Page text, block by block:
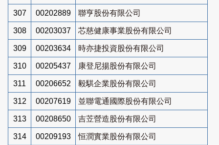
307 00202889 聯亨股份有限公司
308 00203037 芯慈健康事業股份有限公司
309 00203634 時亦捷投資股份有限公司
310 00205437 康登尼揚股份有限公司
311 00206652 毅騏企業股份有限公司
312 00207619 並聯電通國際股份有限公司
313 00208650 吉苙營造股份有限公司
314 00209193 恒潤實業股份有限公司